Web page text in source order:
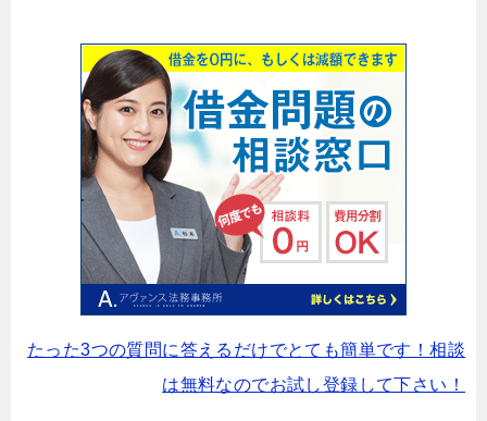
たった3つの質問に答えるだけでとても簡単です！相談
は無料なのでお試し登録して下さい！